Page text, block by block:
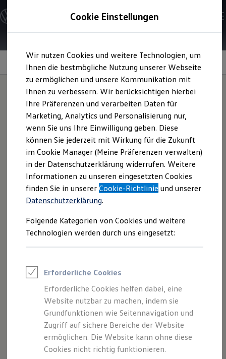
Hauptinhalt
springen
Footer
springen
Modelle und Konfigurator
Konfigurator
Modelle vergleichen
Elektroautos
ENERGY Sondermodelle
Nutzfahrzeuge
SUV und CUV
Familienautos
Kombis
Kompaktwagen
Sportwagen
Schnell verfügbare Fahrzeuge
Angebote und Produkte
Aktuelle Angebote
E-Auto-Förderung
Volkswagen Marktplatz
Die ENERGY Sondermodelle
Junge Gebrauchtwagen und Gebrauchtwagen
Volkswagen Zertifizierte Gebrauchtwagen
Elektromobilität bei Gebrauchtwagen
Saisonangebote
Reifenpakete
Leasing
Leasing-Angebote
Elektroauto Leasing
Kleinwagen-Leasing
Leasing ohne Anzahlung
Finanzierung
Autokredit mit Schlussrate
Versicherungen und Garantien
Kfz-Versicherung
Restschuldversicherungen
Garantien
Exterieur
Sportlicher Auftritt.
Cookie Einstellungen
Wir nutzen Cookies und weitere Technologien, um
Ihnen die bestmögliche Nutzung unserer Webseite
zu ermöglichen und unsere Kommunikation mit
Ihnen zu verbessern. Wir berücksichtigen hierbei
Ihre Präferenzen und verarbeiten Daten für
Marketing, Analytics und Personalisierung nur,
wenn Sie uns Ihre Einwilligung geben. Diese
können Sie jederzeit mit Wirkung für die Zukunft
im Cookie Manager (Meine Präferenzen verwalten)
in der Datenschutzerklärung widerrufen. Weitere
Informationen zu unseren eingesetzten Cookies
finden Sie in unsererCookie-Richtlinie und unserer
Datenschutzerklärung.
Folgende Kategorien von Cookies und weitere
Technologien werden durch uns eingesetzt:
Erforderliche Cookies
Erforderliche Cookies helfen dabei, eine
Website nutzbar zu machen, indem sie
Grundfunktionen wie Seitennavigation und
Zugriff auf sichere Bereiche der Website
ermöglichen. Die Website kann ohne diese
Cookies nicht richtig funktionieren.